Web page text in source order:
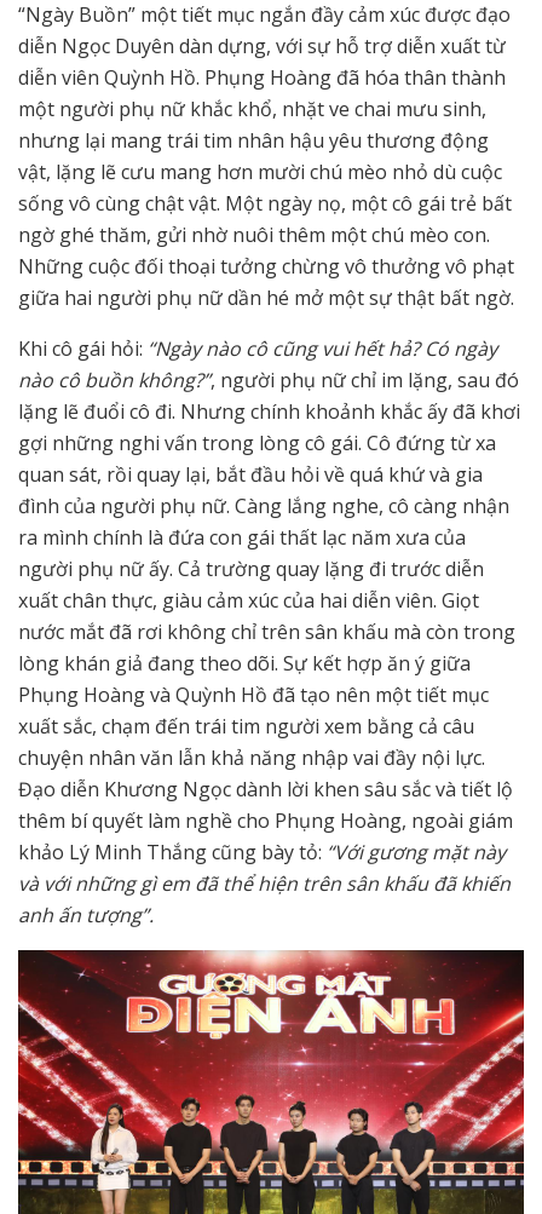
“Ngày Buồn” một tiết mục ngắn đầy cảm xúc được đạo
diễn Ngọc Duyên dàn dựng, với sự hỗ trợ diễn xuất từ
diễn viên Quỳnh Hồ. Phụng Hoàng đã hóa thân thành
một người phụ nữ khắc khổ, nhặt ve chai mưu sinh,
nhưng lại mang trái tim nhân hậu yêu thương động
vật, lặng lẽ cưu mang hơn mười chú mèo nhỏ dù cuộc
sống vô cùng chật vật. Một ngày nọ, một cô gái trẻ bất
ngờ ghé thăm, gửi nhờ nuôi thêm một chú mèo con.
Những cuộc đối thoại tưởng chừng vô thưởng vô phạt
giữa hai người phụ nữ dần hé mở một sự thật bất ngờ.
Khi cô gái hỏi: “Ngày nào cô cũng vui hết hả? Có ngày
nào cô buồn không?”, người phụ nữ chỉ im lặng, sau đó
lặng lẽ đuổi cô đi. Nhưng chính khoảnh khắc ấy đã khơi
gợi những nghi vấn trong lòng cô gái. Cô đứng từ xa
quan sát, rồi quay lại, bắt đầu hỏi về quá khứ và gia
đình của người phụ nữ. Càng lắng nghe, cô càng nhận
ra mình chính là đứa con gái thất lạc năm xưa của
người phụ nữ ấy. Cả trường quay lặng đi trước diễn
xuất chân thực, giàu cảm xúc của hai diễn viên. Giọt
nước mắt đã rơi không chỉ trên sân khấu mà còn trong
lòng khán giả đang theo dõi. Sự kết hợp ăn ý giữa
Phụng Hoàng và Quỳnh Hồ đã tạo nên một tiết mục
xuất sắc, chạm đến trái tim người xem bằng cả câu
chuyện nhân văn lẫn khả năng nhập vai đầy nội lực.
Đạo diễn Khương Ngọc dành lời khen sâu sắc và tiết lộ
thêm bí quyết làm nghề cho Phụng Hoàng, ngoài giám
khảo Lý Minh Thắng cũng bày tỏ: “Với gương mặt này
và với những gì em đã thể hiện trên sân khấu đã khiến
anh ấn tượng”.